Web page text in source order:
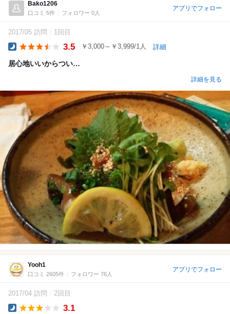
Bako1206
口コミ 5件 フォロワー 0人
アプリでフォロー
2017/05 訪問 1回目
3.5 ￥3,000～￥3,999/1人 詳細
居心地いいからつい…
詳細を見る
Yooh1
口コミ 2605件 フォロワー 76人
アプリでフォロー
2017/04 訪問 2回目
3.1